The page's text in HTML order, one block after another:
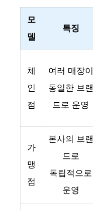
모
델
특징
체
인
점
여러 매장이
동일한 브랜
드로 운영
가
맹
점
본사의 브랜
드로
독립적으로
운영